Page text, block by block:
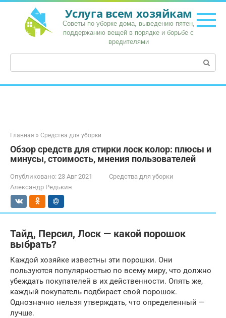
Перейти
контенту
Услуга всем хозяйкам
Советы по уборке дома, выведению пятен,
поддержанию вещей в порядке и борьбе с
вредителями
Поиск:
Главная » Средства для уборки
Обзор средств для стирки лоск колор: плюсы и
минусы, стоимость, мнения пользователей
Опубликовано: 23 Авг 2021
Средства для уборки
Александр Редькин
Тайд, Персил, Лоск — какой порошок
выбрать?
Каждой хозяйке известны эти порошки. Они
пользуются популярностью по всему миру, что должно
убеждать покупателей в их действенности. Опять же,
каждый покупатель подбирает свой порошок.
Однозначно нельзя утверждать, что определенный —
лучше.